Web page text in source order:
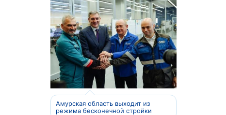
Амурская область выходит из
режима бесконечной стройки